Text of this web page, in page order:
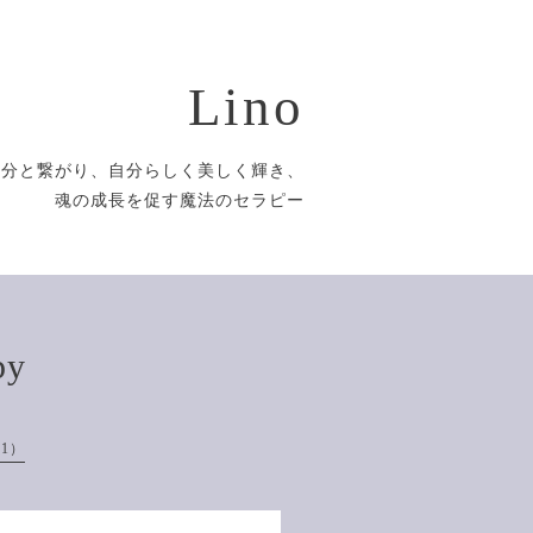
Lino
と繋がり、自分らしく美しく輝き、
魂の成長を促す魔法のセラピー